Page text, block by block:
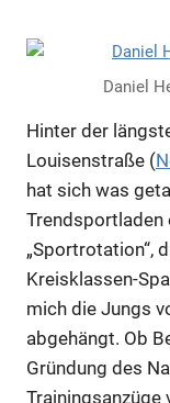
Daniel
Hinter der
Louisenstraße (
hat sich was
Trendsportladen
„Sportrotation“,
Kreisklassen-
mich die Jungs
abgehängt. Ob
Gründung des
Trainingsanzüge